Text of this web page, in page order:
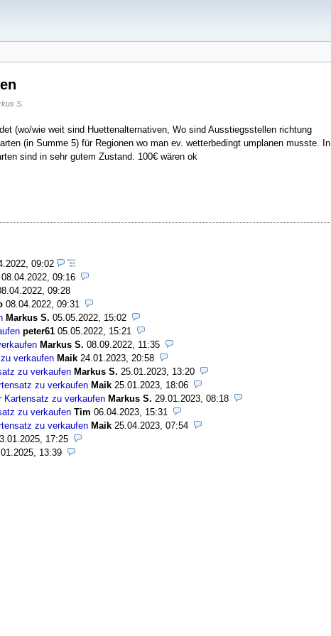
S.
(wo/wie weit sind Huettenalternativen, Wo sind Ausstiegsstellen richtung
(in Summe 5) für Regionen wo man ev. wetterbedingt umplanen musste. In
sind in sehr gutem Zustand. 100€ wären ok
09:02
08.04.2022, 09:16
09:28
08.04.2022, 09:31
Markus S. 05.05.2022, 15:02
peter61 05.05.2022, 15:21
Markus S. 08.09.2022, 11:35
verkaufen Maik 24.01.2023, 20:58
zu verkaufen Markus S. 25.01.2023, 13:20
zu verkaufen Maik 25.01.2023, 18:06
Kartensatz zu verkaufen Markus S. 29.01.2023, 08:18
zu verkaufen Tim 06.04.2023, 15:31
zu verkaufen Maik 25.04.2023, 07:54
17:25
13:39